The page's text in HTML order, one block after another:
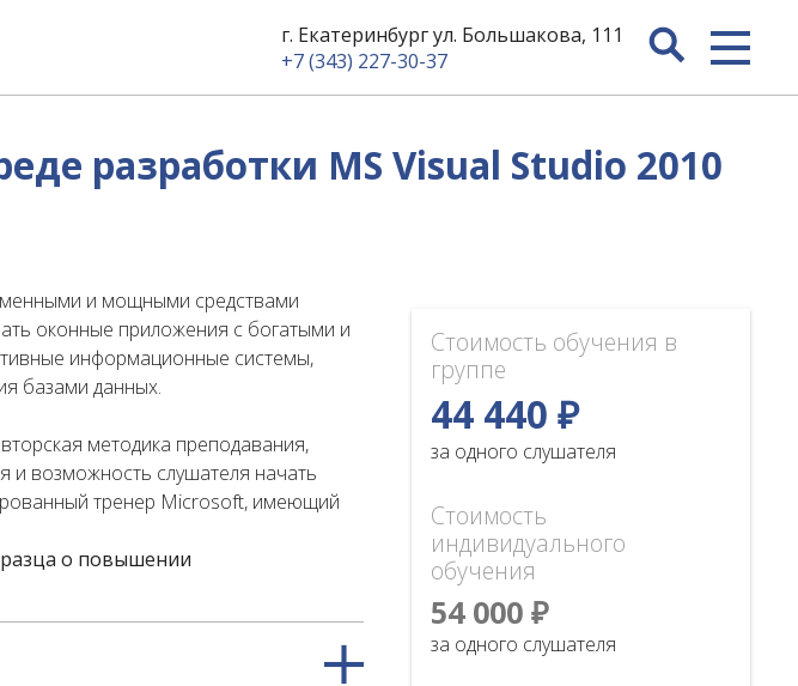
г. Екатеринбург ул. Большакова, 111
+7 (343) 227-30-37
разработки MS Visual Studio 2010
и мощными средствами
оконные приложения с богатыми и
информационные системы,
базами данных.
методика преподавания,
возможность слушателя начать
тренер Microsoft, имеющий
о повышении
Стоимость обучения в
группе
44 440 ₽
за одного слушателя
Стоимость
индивидуального
обучения
54 000 ₽
за одного слушателя